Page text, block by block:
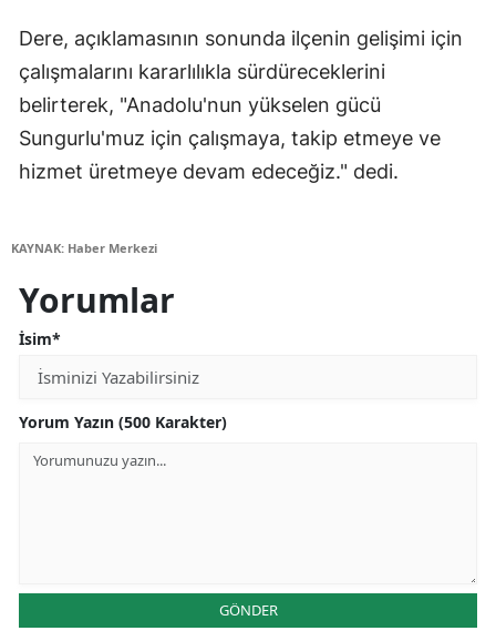
Dere, açıklamasının sonunda ilçenin gelişimi için
çalışmalarını kararlılıkla sürdüreceklerini
belirterek, "Anadolu'nun yükselen gücü
Sungurlu'muz için çalışmaya, takip etmeye ve
hizmet üretmeye devam edeceğiz." dedi.
KAYNAK: Haber Merkezi
Yorumlar
İsim*
Yorum Yazın (500 Karakter)
GÖNDER